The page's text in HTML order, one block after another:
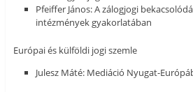
Pfeiffer János: A zálogjogi
intézmények gyakorlatában
Európai és külföldi jogi szemle
Julesz Máté: Mediáció Nyugat-